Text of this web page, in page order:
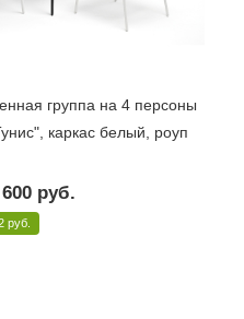
группа на 4 персоны
каркас белый, роуп
SET H-gray
руб.
руб.